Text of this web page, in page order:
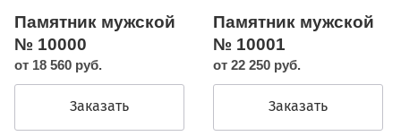
Памятник мужской
№ 10000
от 18 560 руб.
Заказать
Памятник мужской
№ 10001
от 22 250 руб.
Заказать